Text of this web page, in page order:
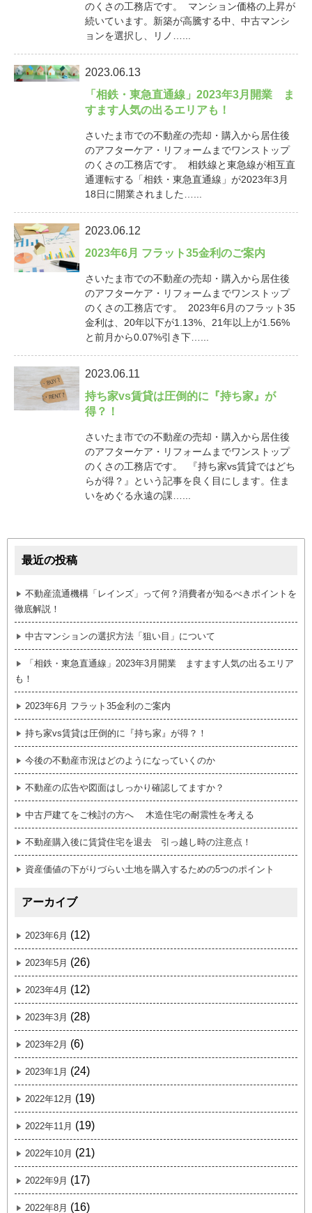
のくさの工務店です。 マンション価格の上昇が
続いています。新築が高騰する中、中古マンシ
ョンを選択し、リノ…...
2023.06.13
「相鉄・東急直通線」2023年3月開業 ま
すます人気の出るエリアも！
さいたま市での不動産の売却・購入から居住後
のアフターケア・リフォームまでワンストップ
のくさの工務店です。 相鉄線と東急線が相互直
通運転する「相鉄・東急直通線」が2023年3月
18日に開業されました…...
2023.06.12
2023年6月 フラット35金利のご案内
さいたま市での不動産の売却・購入から居住後
のアフターケア・リフォームまでワンストップ
のくさの工務店です。 2023年6月のフラット35
金利は、20年以下が1.13%、21年以上が1.56%
と前月から0.07%引き下…...
2023.06.11
持ち家vs賃貸は圧倒的に『持ち家』が
得？！
さいたま市での不動産の売却・購入から居住後
のアフターケア・リフォームまでワンストップ
のくさの工務店です。 『持ち家vs賃貸ではどち
らが得？』という記事を良く目にします。住ま
いをめぐる永遠の課…...
最近の投稿
不動産流通機構「レインズ」って何？消費者が知るべきポイントを
徹底解説！
中古マンションの選択方法「狙い目」について
「相鉄・東急直通線」2023年3月開業 ますます人気の出るエリア
も！
2023年6月 フラット35金利のご案内
持ち家vs賃貸は圧倒的に『持ち家』が得？！
今後の不動産市況はどのようになっていくのか
不動産の広告や図面はしっかり確認してますか？
中古戸建てをご検討の方へ 木造住宅の耐震性を考える
不動産購入後に賃貸住宅を退去 引っ越し時の注意点！
資産価値の下がりづらい土地を購入するための5つのポイント
アーカイブ
2023年6月 (12)
2023年5月 (26)
2023年4月 (12)
2023年3月 (28)
2023年2月 (6)
2023年1月 (24)
2022年12月 (19)
2022年11月 (19)
2022年10月 (21)
2022年9月 (17)
2022年8月 (16)